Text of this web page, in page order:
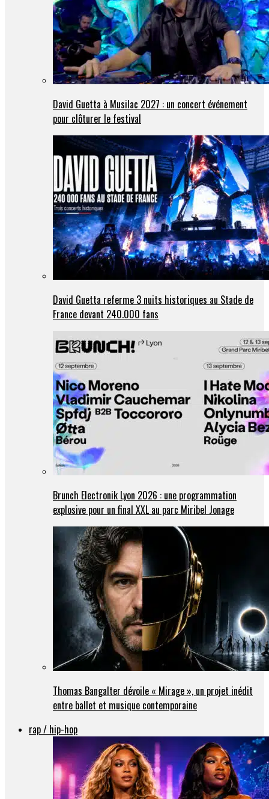
David Guetta à Musilac 2027 : un concert événement
pour clôturer le festival
David Guetta referme 3 nuits historiques au Stade de
France devant 240.000 fans
Brunch Electronik Lyon 2026 : une programmation
explosive pour un final XXL au parc Miribel Jonage
Thomas Bangalter dévoile « Mirage », un projet inédit
entre ballet et musique contemporaine
rap / hip-hop